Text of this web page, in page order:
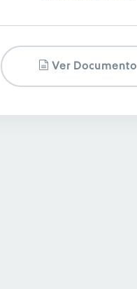
Ver Documento